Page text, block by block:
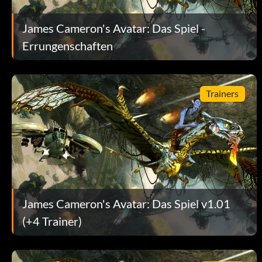
Silber:
Turn the Tide Silver Trophy
Zielsetzung: Beanspruchen Sie 50% aller Territorien.
Digital Bookworm Silver Trophy
Zielsetzung: Schalte 20 Pandorapedia-Artikel frei.
Weapon of Choice Silver Trophy
Zielsetzung: Töte 100 Feinde mit der Doppelwespe oder dem
James Cameron's Avatar: Das Spiel -
Errungenschaften
Trainers
James Cameron's Avatar: Das Spiel v1.01
(+4 Trainer)